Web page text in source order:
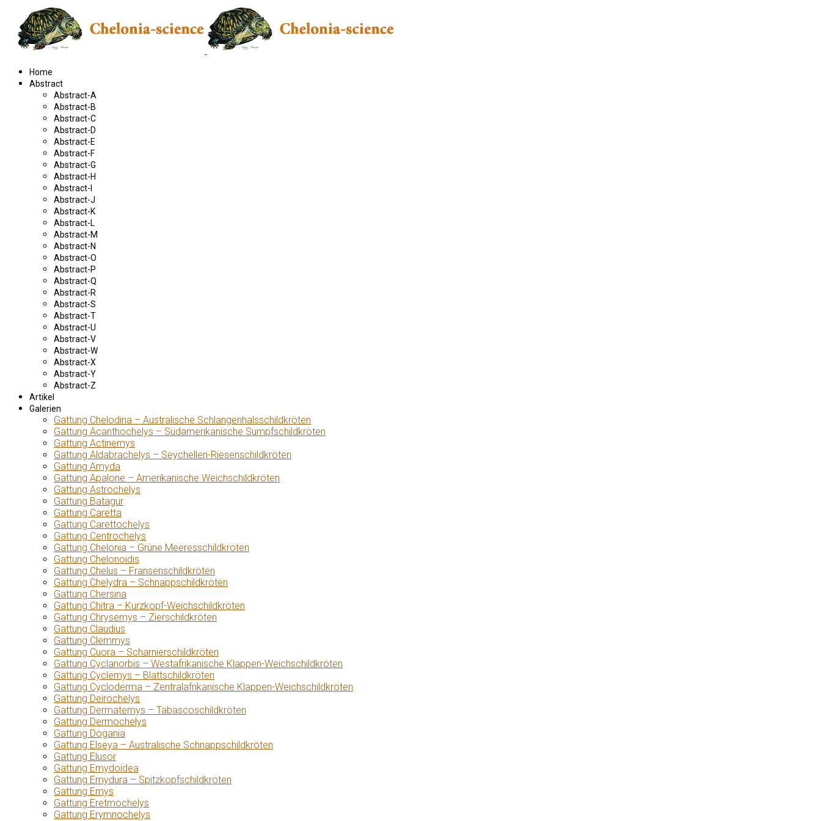
Home
Abstract
Abstract-A
Abstract-B
Abstract-C
Abstract-D
Abstract-E
Abstract-F
Abstract-G
Abstract-H
Abstract-I
Abstract-J
Abstract-K
Abstract-L
Abstract-M
Abstract-N
Abstract-O
Abstract-P
Abstract-Q
Abstract-R
Abstract-S
Abstract-T
Abstract-U
Abstract-V
Abstract-W
Abstract-X
Abstract-Y
Abstract-Z
Artikel
Galerien
Gattung Chelodina – Australische Schlangenhalsschildkröten
Gattung Acanthochelys – Südamerikanische Sumpfschildkröten
Gattung Actinemys
Gattung Aldabrachelys – Seychellen-Riesenschildkröten
Gattung Amyda
Gattung Apalone – Amerikanische Weichschildkröten
Gattung Astrochelys
Gattung Batagur
Gattung Caretta
Gattung Carettochelys
Gattung Centrochelys
Gattung Chelonia – Grüne Meeresschildkröten
Gattung Chelonoidis
Gattung Chelus – Fransenschildkröten
Gattung Chelydra – Schnappschildkröten
Gattung Chersina
Gattung Chitra – Kurzkopf-Weichschildkröten
Gattung Chrysemys – Zierschildkröten
Gattung Claudius
Gattung Clemmys
Gattung Cuora – Scharnierschildkröten
Gattung Cyclanorbis – Westafrikanische Klappen-Weichschildkröten
Gattung Cyclemys – Blattschildkröten
Gattung Cycloderma – Zentralafrikanische Klappen-Weichschildkröten
Gattung Deirochelys
Gattung Dermatemys – Tabascoschildkröten
Gattung Dermochelys
Gattung Dogania
Gattung Elseya – Australische Schnappschildkröten
Gattung Elusor
Gattung Emydoidea
Gattung Emydura – Spitzkopfschildkröten
Gattung Emys
Gattung Eretmochelys
Gattung Erymnochelys